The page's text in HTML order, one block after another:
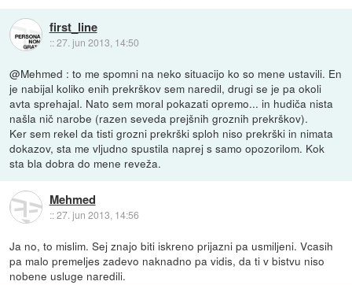
first_line
::27. jun 2013, 14:50
@Mehmed : to me spomni na neko situacijo ko so mene ustavili. En
je nabijal koliko enih prekrškov sem naredil, drugi se je pa okoli
avta sprehajal. Nato sem moral pokazati opremo... in hudiča nista
našla nič narobe (razen seveda prejšnih groznih prekrškov).
Ker sem rekel da tisti grozni prekrški sploh niso prekrški in nimata
dokazov, sta me vljudno spustila naprej s samo opozorilom. Kok
sta bla dobra do mene reveža.
Mehmed
::27. jun 2013, 14:56
Ja no, to mislim. Sej znajo biti iskreno prijazni pa usmiljeni. Vcasih
pa malo premeljes zadevo naknadno pa vidis, da ti v bistvu niso
nobene usluge naredili.